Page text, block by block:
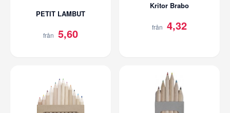
PETIT LAMBUT
från 5,60
Kritor Brabo
från 4,32